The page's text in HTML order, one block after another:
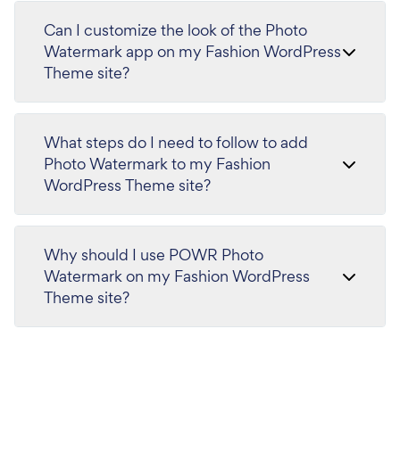
Can I customize the look of the Photo
Watermark app on my Fashion WordPress
Theme site?
What steps do I need to follow to add
Photo Watermark to my Fashion
WordPress Theme site?
Why should I use POWR Photo
Watermark on my Fashion WordPress
Theme site?